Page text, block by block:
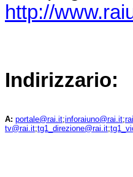
http://
Indirizzario:
A: portale@rai.it;inforaiuno@rai.it;
tv@rai.it;tg1_direzione@rai.it;